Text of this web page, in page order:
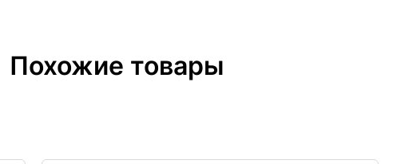
Похожие товары